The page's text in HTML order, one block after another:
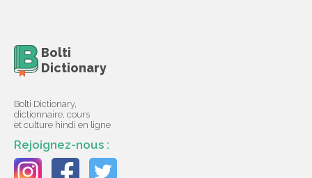
Bolti
Dictionary
Bolti Dictionary,
dictionnaire, cours
et culture hindi en ligne
Rejoignez-nous :